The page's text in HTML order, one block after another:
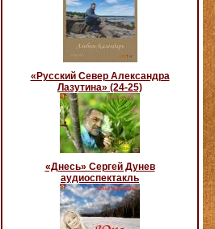
«Русский Север Александра
Лазутина» (24-25)
«Днесь» Сергей Дунев
аудиоспектакль